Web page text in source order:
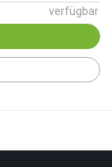
verfügbar